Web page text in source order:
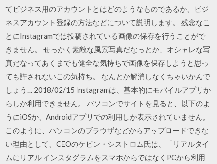
てビジネス用のアカウントとはどのようなものであるか、ビジ
ネスアカウント登録の方法などについて説明します。 残念なこ
とにInstagramでは投稿されている画像の保存を行うことがで
きません。 せっかく素敵な風景写真だなっとか、オシャレな写
真だなってあくまでも健全な気持ちで画像を保存しようと思っ
ても許されないこの気持ち。 なんとか解消しなくちゃいかんで
しょう… 2018/02/15 Instagramは、基本的にモバイルアプリか
らしか利用できません。 パソコンでサイトを見ると、以下のよ
うにiOSか、Androidアプリでの利用しか表示されていません。
このように、パソコンのブラウザなどからアップロードできな
い理由として、CEOのケビン・シストロム氏は、「リアルタイ
ムにリアル インスタグラムをスマホからではなくPCから利用